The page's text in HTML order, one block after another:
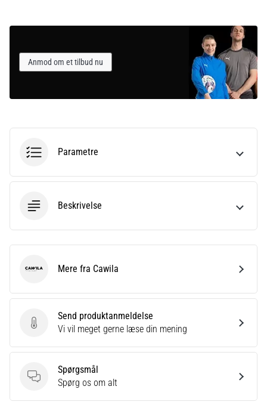
Anmod om et tilbud nu
Parametre
Beskrivelse
Send produktanmeldelse
Send produktanmeldelse
Vi vil meget gerne læse din mening
Spørgsmål
Spørgsmål
Spørg os om alt
Cawila Mere fra Cawila